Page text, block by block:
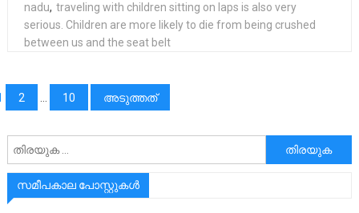
nadu, traveling with children sitting on laps is also very
serious. Children are more likely to die from being crushed
between us and the seat belt
2 10 അടുത്തത്
അനേഷിക്കുക
സമീപകാല പോസ്റ്റുകൾ